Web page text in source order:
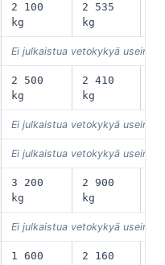
2 100
kg
2 535
kg
Ei julkaistua vetokykyä
2 500
kg
2 410
kg
Ei julkaistua vetokykyä
Ei julkaistua vetokykyä
3 200
kg
2 900
kg
Ei julkaistua vetokykyä
1 600 2 160